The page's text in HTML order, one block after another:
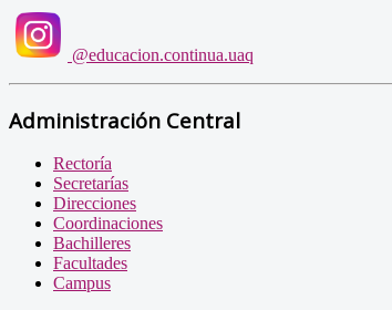
@educacion.continua.uaq
Administración Central
Rectoría
Secretarías
Direcciones
Coordinaciones
Bachilleres
Facultades
Campus